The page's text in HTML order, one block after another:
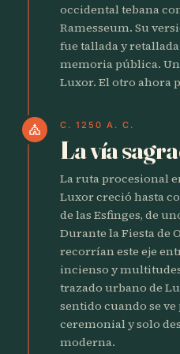
occidental tebana
Ramesseum. Su
fue tallada y
memoria pública.
Luxor. El otro ahora
church C. 1250 A. C.
La vía
La ruta procesional
Luxor creció hasta
de las Esfinges, de
Durante la Fiesta de
recorrían este eje
incienso y
trazado urbano de
sentido cuando se
ceremonial y solo
moderna.